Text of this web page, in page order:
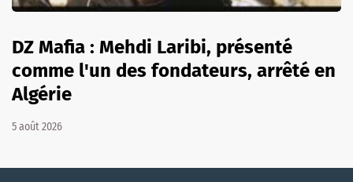
DZ Mafia : Mehdi Laribi, présenté
comme l'un des fondateurs, arrêté en
Algérie
5 août 2026